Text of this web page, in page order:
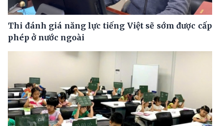
Thi đánh giá năng lực tiếng Việt sẽ sớm được cấp
phép ở nước ngoài